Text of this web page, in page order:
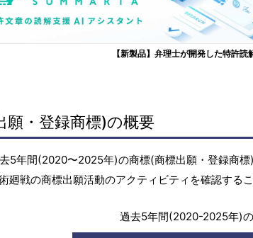
【新製品】弁理士が開発した特許読
願・登録商標)の概要
5年間(2020〜2025年)の商標(商標出願・登録商
廻戦の商標出願活動のアクティビティを確認するこ
過去5年間(2020-2025年)